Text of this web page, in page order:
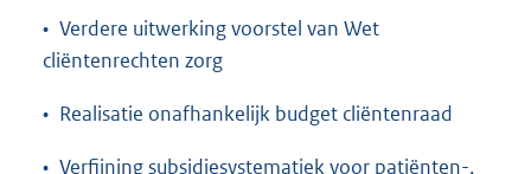
• Verdere uitwerking voorstel van Wet
cliëntenrechten zorg
• Realisatie onafhankelijk budget cliëntenraad
• Verfijning subsidiesystematiek voor patiënten-,